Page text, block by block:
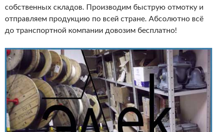
собственных складов. Производим быструю отмотку и
отправляем продукцию по всей стране. Абсолютно всё
до транспортной компании довозим бесплатно!